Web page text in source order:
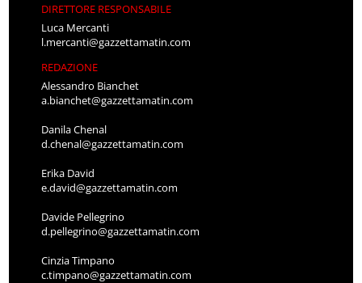
DIRETTORE RESPONSABILE
Luca Mercanti
l.mercanti@gazzettamatin.com
REDAZIONE
Alessandro Bianchet
a.bianchet@gazzettamatin.com
Danila Chenal
d.chenal@gazzettamatin.com
Erika David
e.david@gazzettamatin.com
Davide Pellegrino
d.pellegrino@gazzettamatin.com
Cinzia Timpano
c.timpano@gazzettamatin.com